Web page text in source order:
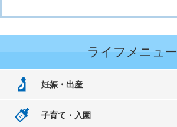
ライフメニュー
妊娠・出産
子育て・入園